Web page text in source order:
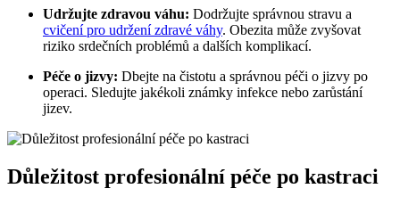
Udržujte zdravou váhu: Dodržujte správnou stravu a
cvičení pro udržení zdravé váhy. Obezita může zvyšovat
riziko srdečních problémů a dalších komplikací.
Péče o jizvy: Dbejte na čistotu a správnou péči o jizvy po
operaci. Sledujte jakékoli známky infekce nebo zarůstání
jizev.
Důležitost profesionální péče po kastraci